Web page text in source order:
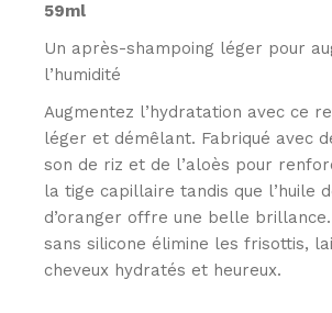
59ml
Un après-shampoing léger pour
l’humidité
Augmentez l’hydratation avec ce
léger et démêlant. Fabriqué avec
son de riz et de l’aloès pour
la tige capillaire tandis que l’huile
d’oranger offre une belle
sans silicone élimine les frisottis,
cheveux hydratés et heureux.